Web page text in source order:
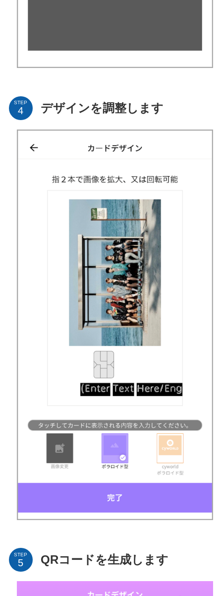
STEP デザインを調整します
STEP QRコードを生成します